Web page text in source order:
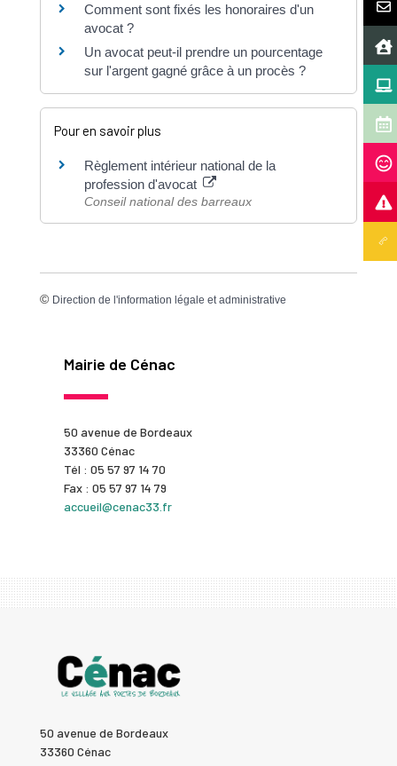
Comment sont fixés les honoraires d'un
avocat ?
Un avocat peut-il prendre un pourcentage
sur l'argent gagné grâce à un procès ?
Pour en savoir plus
Règlement intérieur national de la
profession d'avocat
Conseil national des barreaux
© Direction de l'information légale et administrative
Mairie de Cénac
50 avenue de Bordeaux
33360 Cénac
Tél : 05 57 97 14 70
Fax : 05 57 97 14 79
accueil@cenac33.fr
50 avenue de Bordeaux
33360 Cénac